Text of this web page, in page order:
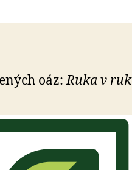
je
do
oáz:Ruka v